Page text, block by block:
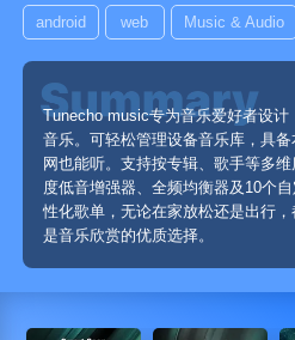
android web Music & Audio
Tunecho music专为音乐爱好者设
音乐。可轻松管理设备音乐库，具
网也能听。支持按专辑、歌手等多
度低音增强器、全频均衡器及10个
性化歌单，无论在家放松还是出行，
是音乐欣赏的优质选择。